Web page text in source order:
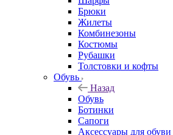
Брюки
Жилеты
Комбинезоны
Костюмы
Рубашки
Толстовки и кофты
Обувь
Назад
Обувь
Ботинки
Сапоги
Аксессуары для обуви